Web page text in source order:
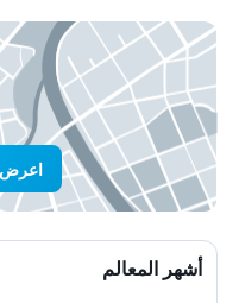
اعرض
أشهر المعالم